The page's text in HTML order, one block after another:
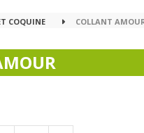
COQUINE COLLANT